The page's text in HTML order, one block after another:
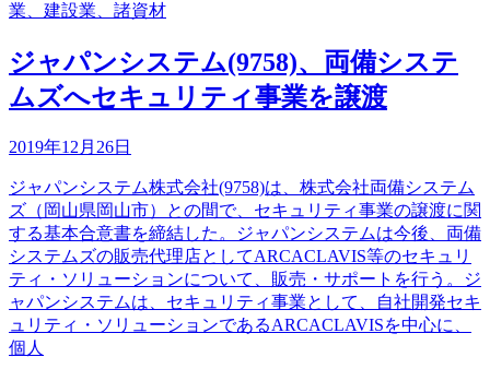
業、建設業、諸資材
ジャパンシステム(9758)、両備システ
ムズへセキュリティ事業を譲渡
2019年12月26日
ジャパンシステム株式会社(9758)は、株式会社両備システム
ズ（岡山県岡山市）との間で、セキュリティ事業の譲渡に関
する基本合意書を締結した。ジャパンシステムは今後、両備
システムズの販売代理店としてARCACLAVIS等のセキュリ
ティ・ソリューションについて、販売・サポートを行う。ジ
ャパンシステムは、セキュリティ事業として、自社開発セキ
ュリティ・ソリューションであるARCACLAVISを中心に、
個人